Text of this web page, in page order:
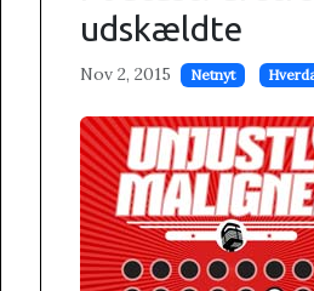
udskældte
Nov 2, 2015 Netnyt